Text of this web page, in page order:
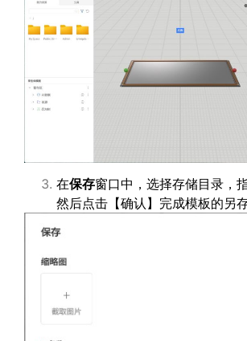
在保存窗口中，选择存储目录，
然后点击【确认】完成模板的另存